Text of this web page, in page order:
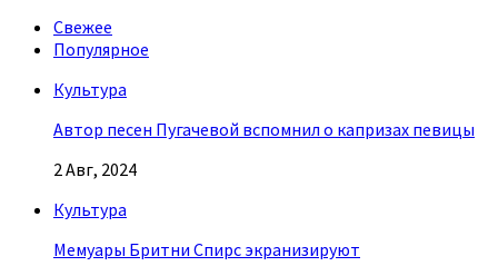
Свежее
Популярное
Культура
Автор песен Пугачевой вспомнил о капризах певицы
2 Авг, 2024
Культура
Мемуары Бритни Спирс экранизируют